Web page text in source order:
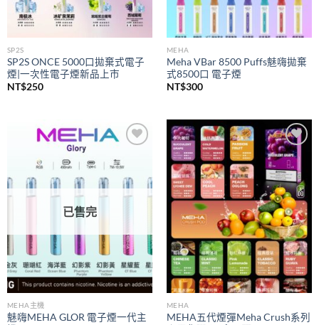
SP2S
SP2S ONCE 5000口拋棄式電子
煙|一次性電子煙新品上市
NT$250
MEHA
Meha VBar 8500 Puffs魅嗨拋棄
式8500口 電子煙
NT$300
wishlist
已售完
MEHA主機
魅嗨MEHA GLOR 電子煙一代主
Add to
wishlist
MEHA
MEHA五代煙彈Meha Crush系列